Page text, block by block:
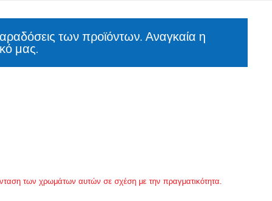
των προϊόντων. Αναγκαία η
μας.
των χρωμάτων αυτών σε σχέση με την πραγματικότητα.